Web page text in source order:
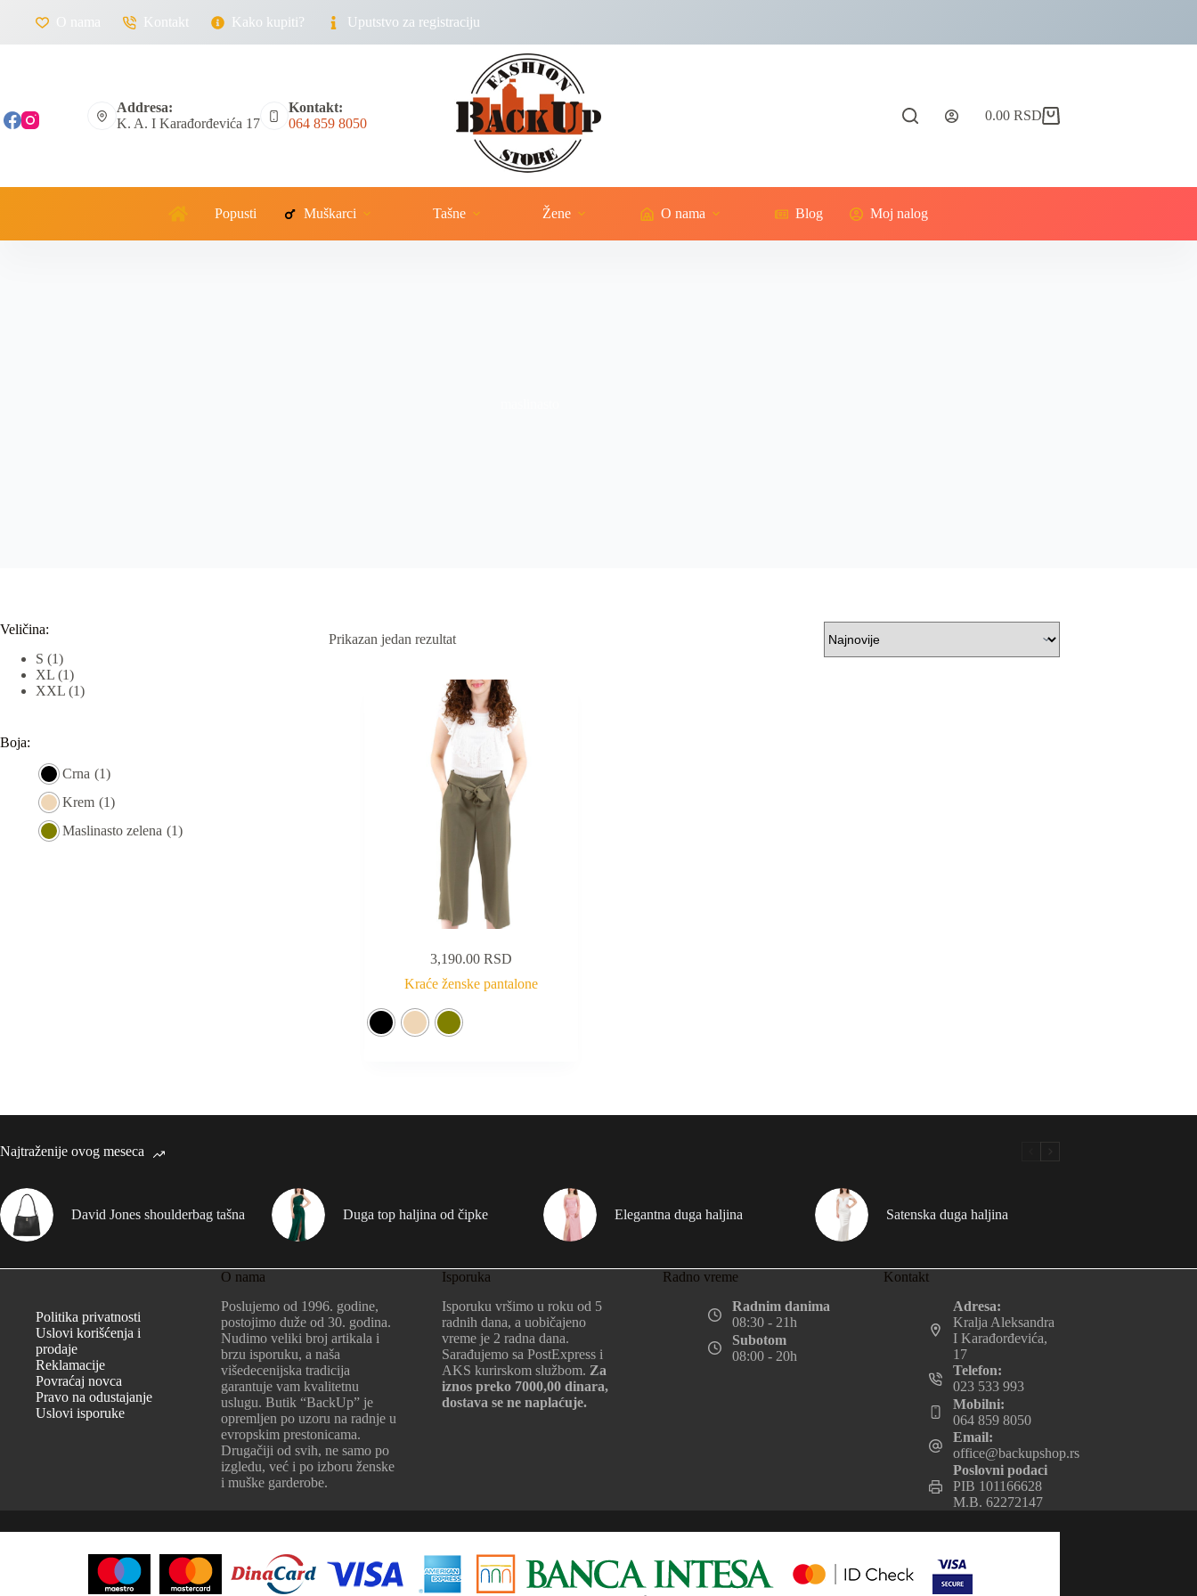
O nama Kontakt Kako kupiti? Uputstvo za registraciju
Addresa:
K. A. I Karađorđevića 17
Kontakt:
064 859 8050
0.00 RSD
Popusti Muškarci Tašne Žene O nama Blog Moj nalog
Prikazan jedan rezultat
3,190.00RSD
Kraće ženske pantalone
Veličina:
S (1)
XL (1)
XXL (1)
Boja:
Crna (1)
Krem (1)
Maslinasto zelena (1)
Najtraženije ovog meseca
David Jones shoulderbag tašna Duga top haljina od čipke Elegantna duga haljina Satenska duga haljina
Politika privatnosti
Uslovi korišćenja i
prodaje
Reklamacije
Povraćaj novca
Pravo na odustajanje
Uslovi isporuke
O nama
Poslujemo od 1996. godine,
postojimo duže od 30. godina.
Nudimo veliki broj artikala i
brzu isporuku, a naša
višedecenijska tradicija
garantuje vam kvalitetnu
uslugu. Butik “BackUp” je
opremljen po uzoru na radnje u
evropskim prestonicama.
Drugačiji od svih, ne samo po
izgledu, već i po izboru ženske
i muške garderobe.
Isporuka
Isporuku vršimo u roku od 5
radnih dana, a uobičajeno
vreme je 2 radna dana.
Sarađujemo sa PostExpress i
AKS kurirskom službom. Za
iznos preko 7000,00 dinara,
dostava se ne naplaćuje.
Radno vreme
Radnim danima
08:30 - 21h
Subotom
08:00 - 20h
Kontakt
Adresa:
Kralja Aleksandra
I Karađorđevića,
17
Telefon:
023 533 993
Mobilni:
064 859 8050
Email:
office@backupshop.rs
Poslovni podaci
PIB 101166628
M.B. 62272147